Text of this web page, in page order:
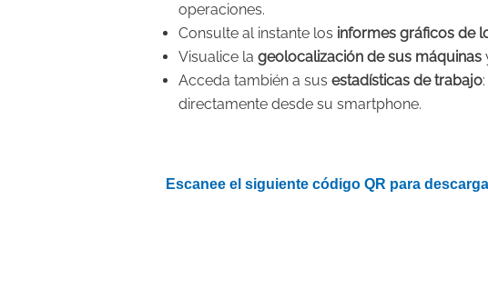
operaciones.
Consulte al instante los informes gráficos de
Visualice la geolocalización de sus máquinas
Acceda también a sus estadísticas de trabajo
directamente desde su smartphone.
Escanee el siguiente código QR para